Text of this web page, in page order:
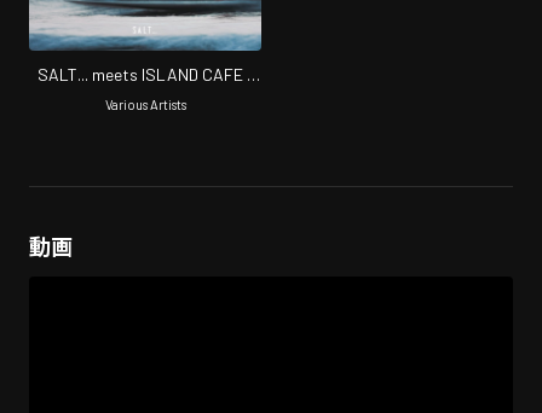
SALT... meets ISLAND CAFE –
Sea of Love 3-
Various Artists
動画